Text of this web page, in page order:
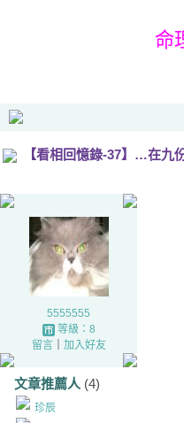
命
【看相回憶錄-37】…在九
5555555
等級：8
留言｜ 加入好友
文章推薦人 (4)
珍辰